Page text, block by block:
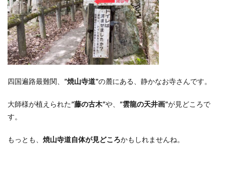
四国遍路最難関、 ”焼山寺道”の麓にある、静かなお寺さんです。
大師様が植えられた”藤の古木”や、 ”雲龍の天井画”が見どころで
す。
もっとも、 焼山寺道自体が見どころかもしれませんね。